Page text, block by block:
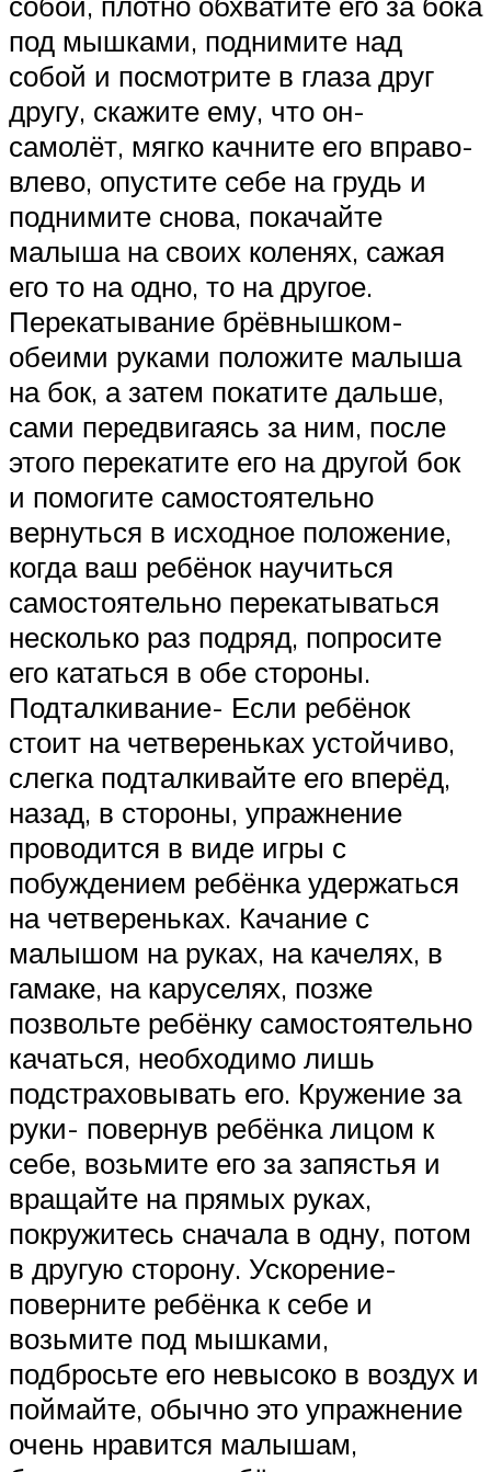
под мышками, поднимите над
собой и посмотрите в глаза друг
другу, скажите ему, что он-
самолёт, мягко качните его вправо-
влево, опустите себе на грудь и
поднимите снова, покачайте
малыша на своих коленях, сажая
его то на одно, то на другое.
Перекатывание брёвнышком-
обеими руками положите малыша
на бок, а затем покатите дальше,
сами передвигаясь за ним, после
этого перекатите его на другой бок
и помогите самостоятельно
вернуться в исходное положение,
когда ваш ребёнок научиться
самостоятельно перекатываться
несколько раз подряд, попросите
его кататься в обе стороны.
Подталкивание- Если ребёнок
стоит на четвереньках устойчиво,
слегка подталкивайте его вперёд,
назад, в стороны, упражнение
проводится в виде игры с
побуждением ребёнка удержаться
на четвереньках. Качание с
малышом на руках, на качелях, в
гамаке, на каруселях, позже
позвольте ребёнку самостоятельно
качаться, необходимо лишь
подстраховывать его. Кружение за
руки- повернув ребёнка лицом к
себе, возьмите его за запястья и
вращайте на прямых руках,
покружитесь сначала в одну, потом
в другую сторону. Ускорение-
поверните ребёнка к себе и
возьмите под мышками,
подбросьте его невысоко в воздух и
поймайте, обычно это упражнение
очень нравится малышам,